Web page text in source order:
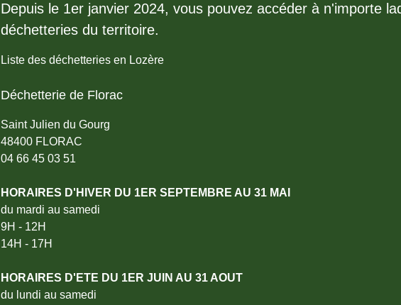
Depuis le 1er janvier 2024, vous pouvez accéder à n'importe
déchetteries du territoire.
Liste des déchetteries en Lozère
Déchetterie de Florac
Saint Julien du Gourg
48400 FLORAC
04 66 45 03 51
HORAIRES D'HIVER DU 1ER SEPTEMBRE AU 31 MAI
du mardi au samedi
9H - 12H
14H - 17H
HORAIRES D'ETE DU 1ER JUIN AU 31 AOUT
du lundi au samedi